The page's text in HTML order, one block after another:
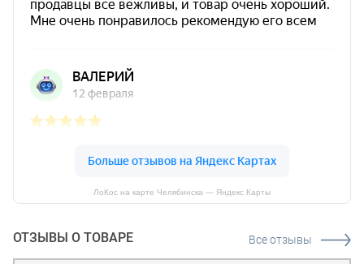
ЛоКос на карте Челябинска — Яндекс Карты
ОТЗЫВЫ О ТОВАРЕ Все отзывы